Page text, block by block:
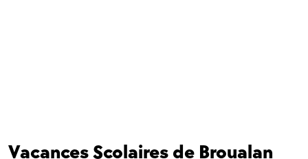
Vacances Scolaires de Broualan